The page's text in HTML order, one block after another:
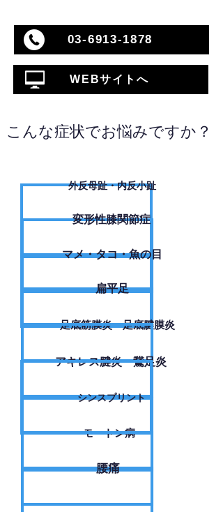
03-6913-1878
WEBサイトへ
こんな症状でお悩みですか？
外反母趾・内反小趾
変形性膝関節症
​マメ・タコ・魚の目
扁平足
足底筋膜炎・足底腱膜炎
アキレス腱炎・鵞足炎
シンスプリント
モートン病
腰痛